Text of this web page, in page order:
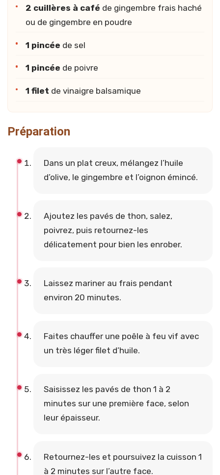
2 cuillères à café de gingembre frais haché
ou de gingembre en poudre
1 pincée de sel
1 pincée de poivre
1 filet de vinaigre balsamique
Préparation
Dans un plat creux, mélangez l’huile
d’olive, le gingembre et l’oignon émincé.
Ajoutez les pavés de thon, salez,
poivrez, puis retournez-les
délicatement pour bien les enrober.
Laissez mariner au frais pendant
environ 20 minutes.
Faites chauffer une poêle à feu vif avec
un très léger filet d’huile.
Saisissez les pavés de thon 1 à 2
minutes sur une première face, selon
leur épaisseur.
Retournez-les et poursuivez la cuisson 1
à 2 minutes sur l’autre face.